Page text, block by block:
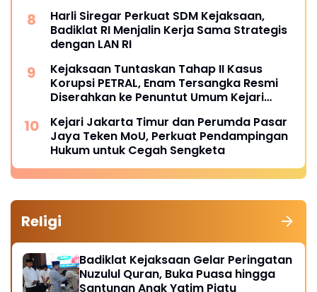
Harli Siregar Perkuat SDM Kejaksaan,
Badiklat RI Menjalin Kerja Sama Strategis
dengan LAN RI
Kejaksaan Tuntaskan Tahap II Kasus
Korupsi PETRAL, Enam Tersangka Resmi
Diserahkan ke Penuntut Umum Kejari
Kejari Jakarta Timur dan Perumda Pasar
Jaya Teken MoU, Perkuat Pendampingan
Hukum untuk Cegah Sengketa
Religi
Badiklat Kejaksaan Gelar Peringatan
Nuzulul Quran, Buka Puasa hingga
Santunan Anak Yatim Piatu